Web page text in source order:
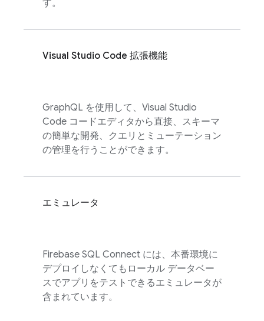
す。
Visual Studio Code 拡張機能
GraphQL を使用して、Visual Studio
Code コードエディタから直接、スキーマ
の簡単な開発、クエリとミューテーション
の管理を行うことができます。
エミュレータ
Firebase SQL Connect には、本番環境に
デプロイしなくてもローカル データベー
スでアプリをテストできるエミュレータが
含まれています。